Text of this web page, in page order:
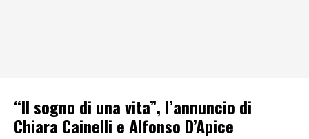
“Il sogno di una vita”, l’annuncio di
Chiara Cainelli e Alfonso D’Apice